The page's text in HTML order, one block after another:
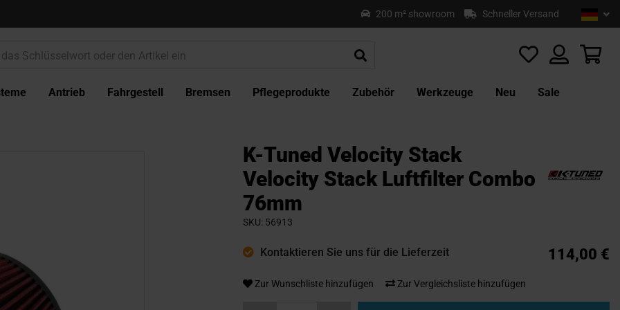
200 m² showroom Schneller Versand
Antrieb Fahrgestell Bremsen Pflegeprodukte Zubehör Werkzeuge Neu Sale
K-Tuned Velocity Stack
Velocity Stack Luftfilter Combo
76mm
SKU 56913
Kontaktieren Sie uns für die Lieferzeit 114,00 €
Zur Wunschliste hinzufügen Zur Vergleichsliste hinzufügen